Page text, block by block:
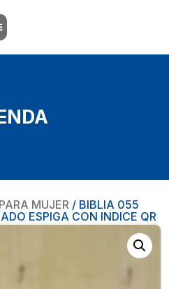
MUJER / BIBLIA 055
ESPIGA CON INDICE QR